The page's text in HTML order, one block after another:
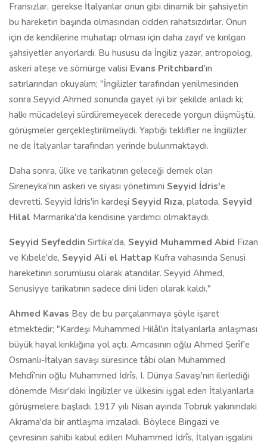
Fransızlar, gerekse İtalyanlar onun gibi dinamik bir şahsiyetin
bu hareketin başında olmasından cidden rahatsızdırlar. Onun
için de kendilerine muhatap olması için daha zayıf ve kırılgan
şahsiyetler arıyorlardı. Bu hususu da İngiliz yazar, antropolog,
askeri ateşe ve sömürge valisi Evans Pritchbard'ın
satırlarından okuyalım; "İngilizler tarafından yenilmesinden
sonra Seyyid Ahmed sonunda gayet iyi bir şekilde anladı ki;
halkı mücadeleyi sürdüremeyecek derecede yorgun düşmüştü,
görüşmeler gerçekleştirilmeliydi. Yaptığı teklifler ne İngilizler
ne de İtalyanlar tarafından yerinde bulunmaktaydı.
Daha sonra, ülke ve tarikatının geleceği demek olan
Sireneyka'nın askeri ve siyasi yönetimini Seyyid İdris'e
devretti. Seyyid İdris'in kardeşi Seyyid Rıza, platoda, Seyyid
Hilal Marmarika'da kendisine yardımcı olmaktaydı.
Seyyid Seyfeddin Sirtika'da, Seyyid Muhammed Abid Fizan
ve Kıbele'de, Seyyid Ali el Hattap Kufra vahasında Senusi
hareketinin sorumlusu olarak atandılar. Seyyid Ahmed,
Senusiyye tarikatının sadece dini lideri olarak kaldı."
Ahmed Kavas Bey de bu parçalanmaya şöyle işaret
etmektedir; "Kardeşi Muhammed Hilâl'in İtalyanlarla anlaşması
büyük hayal kırıklığına yol açtı. Amcasının oğlu Ahmed Şerîf'e
Osmanlı-İtalyan savaşı süresince tâbi olan Muhammed
Mehdî'nin oğlu Muhammed İdrîs, I. Dünya Savaşı'nın ilerlediği
dönemde Mısır'daki İngilizler ve ülkesini işgal eden İtalyanlarla
görüşmelere başladı. 1917 yılı Nisan ayında Tobruk yakınındaki
Akrama'da bir antlaşma imzaladı. Böylece Bingazi ve
çevresinin sahibi kabul edilen Muhammed İdrîs, İtalyan işgalini